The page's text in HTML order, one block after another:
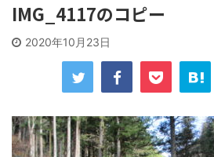
IMG_4117のコピー
2020年10月23日